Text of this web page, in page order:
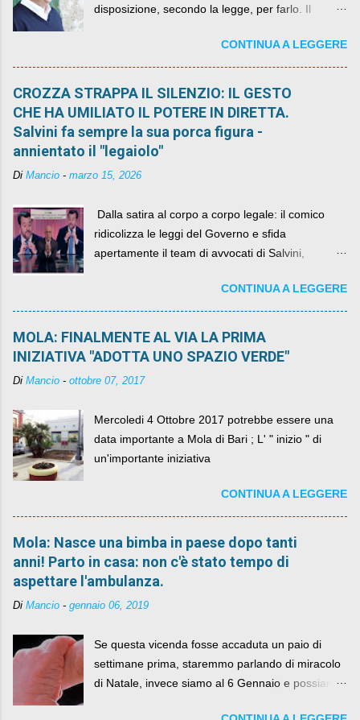
disposizione, secondo la legge, per farlo. Il
quelli che si auspicavano il contrario.CONTINUA A LEGGERE
CROZZA STRAPPA IL SILENZIO: IL GESTO
CHE HA UMILIATO IL POTERE IN DIRETTA.
Salvini fa sempre la sua porca figura -
annientato il "legaiolo"
Di Mancio - marzo 15, 2026
​ Dalla satira al corpo a corpo legale: il comico
ridicolizza le leggi del Governo e sfida
apertamente il team di avvocati di Salvini,
CONTINUA A LEGGERE
MOLA: FINALMENTE AL VIA LA PRIMA
INIZIATIVA "ADOTTA UNO SPAZIO VERDE"
Di Mancio - ottobre 07, 2017
Mercoledi 4 Ottobre 2017 potrebbe essere una
data importante a Mola di Bari ; L' " inizio " di
un'importante iniziativa
CONTINUA A LEGGERE
Mola: Nasce una bimba in paese dopo tanti
anni! Parto in casa: non c'è stato tempo di
aspettare l'ambulanza.
Di Mancio - gennaio 06, 2019
Se questa vicenda fosse accaduta un paio di
settimane prima, staremmo parlando di miracolo
di Natale, invece siamo al 6 Gennaio e possiamo